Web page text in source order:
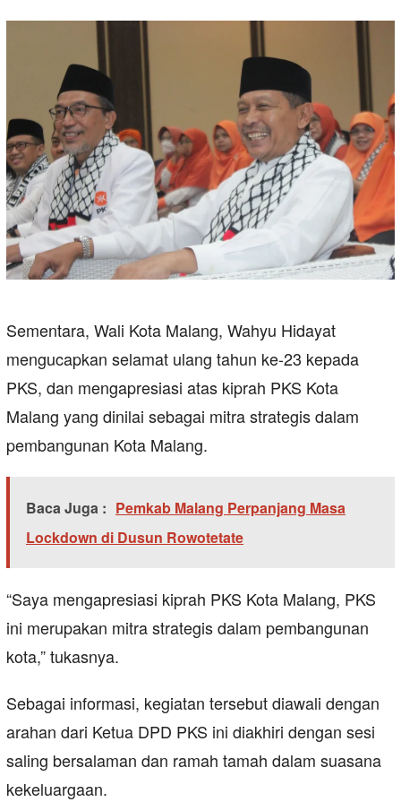
Sementara, Wali Kota Malang, Wahyu Hidayat
mengucapkan selamat ulang tahun ke-23 kepada
PKS, dan mengapresiasi atas kiprah PKS Kota
Malang yang dinilai sebagai mitra strategis dalam
pembangunan Kota Malang.
Baca Juga : Pemkab Malang Perpanjang Masa
Lockdown di Dusun Rowotetate
“Saya mengapresiasi kiprah PKS Kota Malang, PKS
ini merupakan mitra strategis dalam pembangunan
kota,” tukasnya.
Sebagai informasi, kegiatan tersebut diawali dengan
arahan dari Ketua DPD PKS ini diakhiri dengan sesi
saling bersalaman dan ramah tamah dalam suasana
kekeluargaan.